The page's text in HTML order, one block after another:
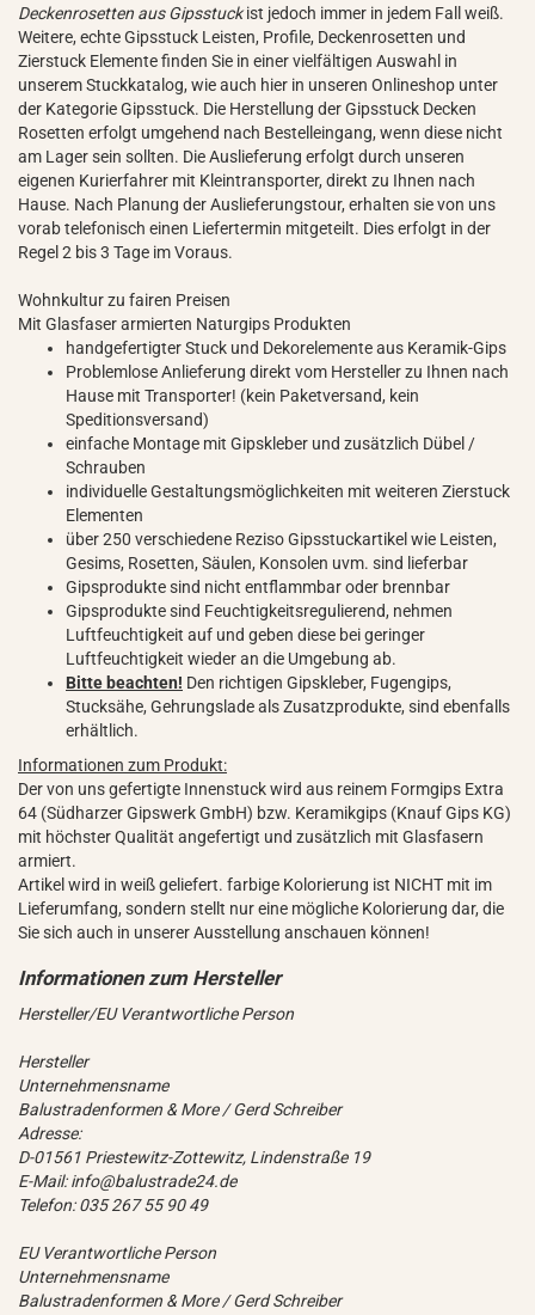
Deckenrosetten aus Gipsstuckist jedoch immer in jedem Fall weiß.
Weitere, echte Gipsstuck Leisten, Profile, Deckenrosetten und
Zierstuck Elemente finden Sie in einer vielfältigen Auswahl in
unserem Stuckkatalog, wie auch hier in unseren Onlineshop unter
der Kategorie Gipsstuck. Die Herstellung der Gipsstuck Decken
Rosetten erfolgt umgehend nach Bestelleingang, wenn diese nicht
am Lager sein sollten. Die Auslieferung erfolgt durch unseren
eigenen Kurierfahrer mit Kleintransporter, direkt zu Ihnen nach
Hause. Nach Planung der Auslieferungstour, erhalten sie von uns
vorab telefonisch einen Liefertermin mitgeteilt. Dies erfolgt in der
Regel 2 bis 3 Tage im Voraus.
Wohnkultur zu fairen Preisen
Mit Glasfaser armierten Naturgips Produkten
handgefertigter Stuck und Dekorelemente aus Keramik-Gips
Problemlose Anlieferung direkt vom Hersteller zu Ihnen nach
Hause mit Transporter! (kein Paketversand, kein
Speditionsversand)
einfache Montage mit Gipskleber und zusätzlich Dübel /
Schrauben
individuelle Gestaltungsmöglichkeiten mit weiteren Zierstuck
Elementen
über 250 verschiedene Reziso Gipsstuckartikel wie Leisten,
Gesims, Rosetten, Säulen, Konsolen uvm. sind lieferbar
Gipsprodukte sind nicht entflammbar oder brennbar
Gipsprodukte sind Feuchtigkeitsregulierend, nehmen
Luftfeuchtigkeit auf und geben diese bei geringer
Luftfeuchtigkeit wieder an die Umgebung ab.
Bitte beachten! Den richtigen Gipskleber, Fugengips,
Stucksähe, Gehrungslade als Zusatzprodukte, sind ebenfalls
erhältlich.
Informationen zum Produkt:
Der von uns gefertigte Innenstuck wird aus reinem Formgips Extra
64 (Südharzer Gipswerk GmbH) bzw. Keramikgips (Knauf Gips KG)
mit höchster Qualität angefertigt und zusätzlich mit Glasfasern
armiert.
Artikel wird in weiß geliefert. farbige Kolorierung ist NICHT mit im
Lieferumfang, sondern stellt nur eine mögliche Kolorierung dar, die
Sie sich auch in unserer Ausstellung anschauen können!
Hersteller/EU Verantwortliche Person
Hersteller
Unternehmensname
Balustradenformen & More / Gerd Schreiber
Adresse:
D-01561 Priestewitz-Zottewitz, Lindenstraße 19
E-Mail: info@balustrade24.de
Telefon: 035 267 55 90 49
EU Verantwortliche Person
Unternehmensname
Balustradenformen & More / Gerd Schreiber